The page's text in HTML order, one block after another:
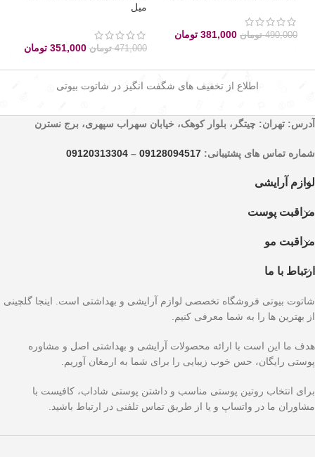
490,000 تومان 381,000 تومان
میل
471,000 تومان 351,000 تومان
اطلاع از تخفیف های شگفت انگیز در شاتوت بیوتی
آدرس: تهران: چیتگر، بلوار کوهک، خیابان سهراب سپهری، برج نسترن
شماره تماس های پشتیبانی: 09128094517
–
09120313304
لوازم آرایشی
مراقبت پوست
مراقبت مو
ارتباط با ما
شاتوت بیوتی فروشگاه تخصصی لوازم آرایشی و بهداشتی است. اینجا گلچینی
از بهترین ها را به شما معرفی کنیم.
هدف ما این است با ارائه محصولات آرایشی و بهداشتی اصل و مشاوره
پوستی رایگان، حس خوب زیبایی را برای شما به ارمغان آوریم.
برای انتخاب روتین پوستی مناسب و داشتن پوستی شاداب، کافیست با
مشاوران ما در واتساپ و یا از طریق تماس تلفنی در ارتباط باشید.